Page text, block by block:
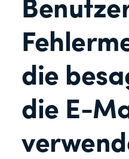
die
die E-